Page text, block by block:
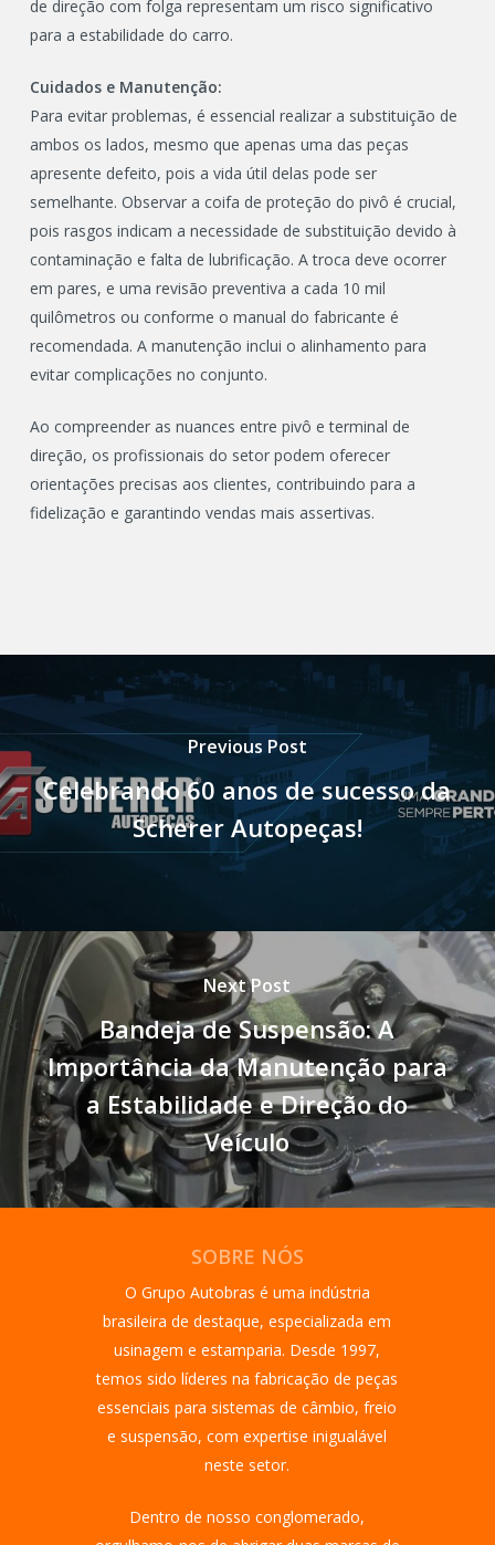
de direção com folga representam um risco significativo
para a estabilidade do carro.
Cuidados e Manutenção:
Para evitar problemas, é essencial realizar a substituição de
ambos os lados, mesmo que apenas uma das peças
apresente defeito, pois a vida útil delas pode ser
semelhante. Observar a coifa de proteção do pivô é crucial,
pois rasgos indicam a necessidade de substituição devido à
contaminação e falta de lubrificação. A troca deve ocorrer
em pares, e uma revisão preventiva a cada 10 mil
quilômetros ou conforme o manual do fabricante é
recomendada. A manutenção inclui o alinhamento para
evitar complicações no conjunto.
Ao compreender as nuances entre pivô e terminal de
direção, os profissionais do setor podem oferecer
orientações precisas aos clientes, contribuindo para a
fidelização e garantindo vendas mais assertivas.
Previous Post
Celebrando 60 anos de sucesso da
Scherer Autopeças!
Next Post
Bandeja de Suspensão: A
Importância da Manutenção para
a Estabilidade e Direção do
Veículo
SOBRE NÓS
O Grupo Autobras é uma indústria
brasileira de destaque, especializada em
usinagem e estamparia. Desde 1997,
temos sido líderes na fabricação de peças
essenciais para sistemas de câmbio, freio
e suspensão, com expertise inigualável
neste setor.
Dentro de nosso conglomerado,